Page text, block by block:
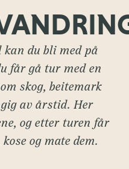
kan du bli med på
får gå tur med en
skog, beitemark
av årstid. Her
og etter turen får
og mate dem.